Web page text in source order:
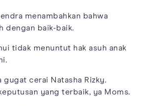
menambahkan bahwa
dengan baik-baik.
tidak menuntut hak asuh anak
gugat cerai Natasha Rizky.
yang terbaik, ya Moms.